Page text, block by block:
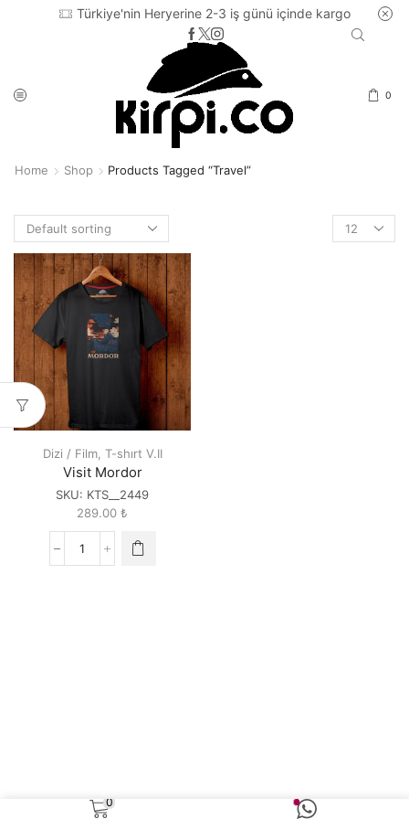
Türkiye'nin Heryerine 2-3 iş günü içinde kargo
0
Home Shop Products Tagged “travel”
Products
per
Dizi / Film, T-shırt V.II
Visit Mordor
SKU: KTS__2449
289.00 ₺
Visit
0